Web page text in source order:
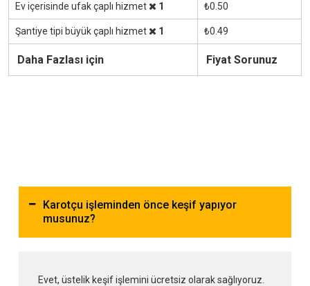
Ev içerisinde ufak çaplı hizmet 1 ₺0.50
Şantiye tipi büyük çaplı hizmet 1 ₺0.49
Daha Fazlası için Fiyat Sorunuz
Karotçu işleminden önce keşif yapıyor
musunuz?
Evet, üstelik keşif işlemini ücretsiz olarak sağlıyoruz.